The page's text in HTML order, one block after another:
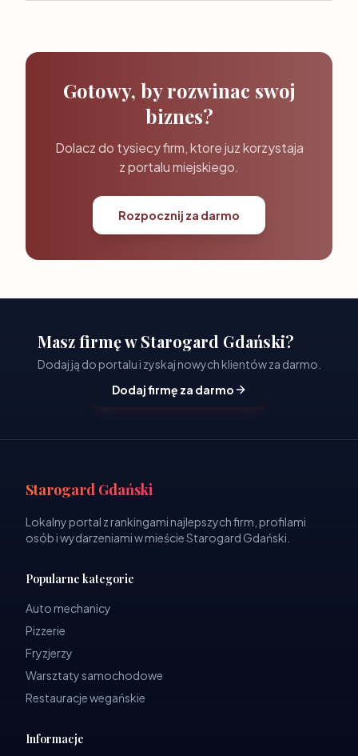
Gotowy, by rozwinac swoj
biznes?
Dolacz do tysiecy firm, ktore juz korzystaja
z portalu miejskiego.
Rozpocznij za darmo
Masz firmę w Starogard Gdański?
Dodaj ją do portalu i zyskaj nowych klientów za darmo.
Dodaj firmę za darmo
Starogard Gdański
Lokalny portal z rankingami najlepszych firm, profilami
osób i wydarzeniami w mieście Starogard Gdański.
Popularne kategorie
Auto mechanicy
Pizzerie
Fryzjerzy
Warsztaty samochodowe
Restauracje wegańskie
Informacje